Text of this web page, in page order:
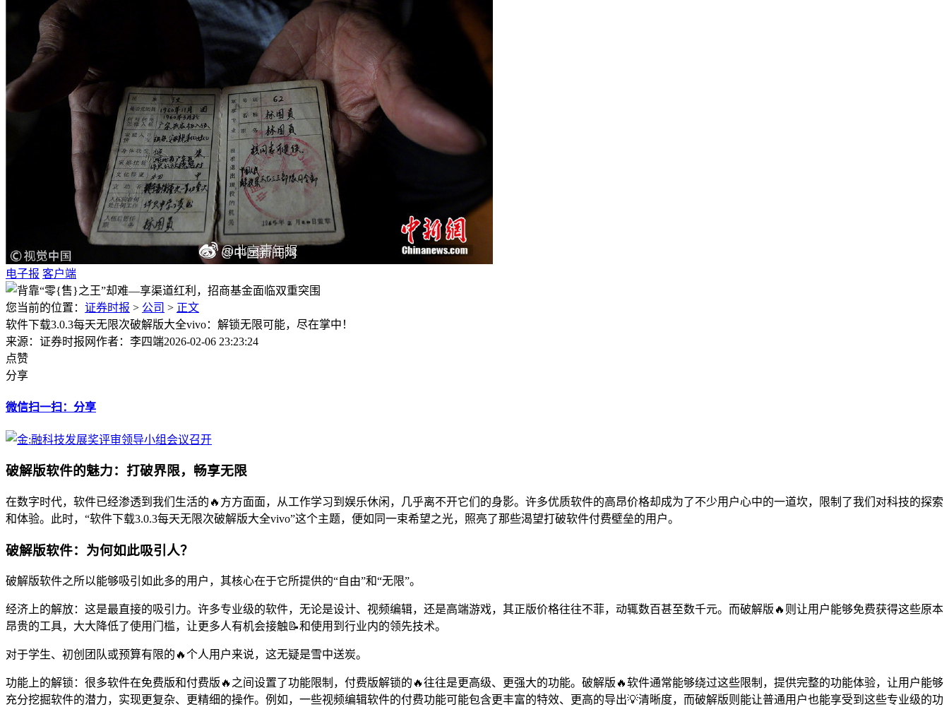
电子报 客户端
您当前的位置： 证券时报 > 公司 > 正文
软件下载3.0.3每天无限次破解版大全vivo：解锁无限可能，尽在掌中！
来源：证券时报网作者：李四端2026-02-06 23:23:24
点赞
分享
微信扫一扫：分享
破解版软件的魅力：打破界限，畅享无限
在数字时代，软件已经渗透到我们生活的🔥方方面面，从工作学习到娱乐休闲，几乎离不开它们的身影。许多优质软件的高昂价格却成为了不少用户心中的一道坎，限制了我们对科技的探索
和体验。此时，“软件下载3.0.3每天无限次破解版大全vivo”这个主题，便如同一束希望之光，照亮了那些渴望打破软件付费壁垒的用户。
破解版软件：为何如此吸引人？
破解版软件之所以能够吸引如此多的用户，其核心在于它所提供的“自由”和“无限”。
经济上的解放：这是最直接的吸引力。许多专业级的软件，无论是设计、视频编辑，还是高端游戏，其正版价格往往不菲，动辄数百甚至数千元。而破解版🔥则让用户能够免费获得这些原本
昂贵的工具，大大降低了使用门槛，让更多人有机会接触📝和使用到行业内的领先技术。
对于学生、初创团队或预算有限的🔥个人用户来说，这无疑是雪中送炭。
功能上的解锁：很多软件在免费版和付费版🔥之间设置了功能限制，付费版解锁的🔥往往是更高级、更强大的功能。破解版🔥软件通常能够绕过这些限制，提供完整的功能体验，让用户能够
充分挖掘软件的潜力，实现更复杂、更精细的操作。例如，一些视频编辑软件的付费功能可能包含更丰富的特效、更高的导出💡清晰度，而破解版则能让普通用户也能享受到这些专业级的功